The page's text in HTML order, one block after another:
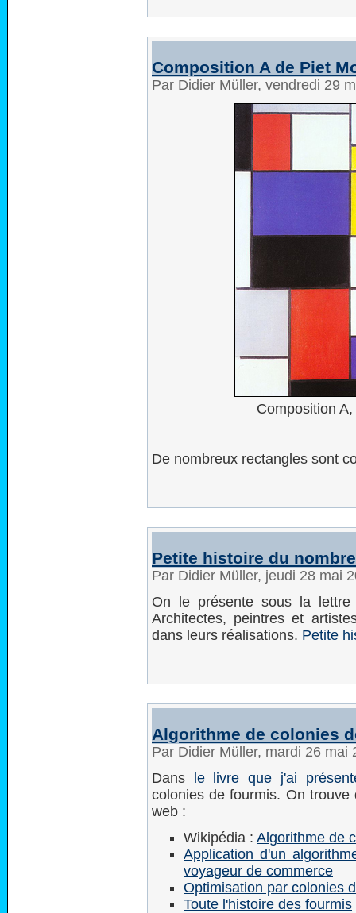
Composition A de Piet
Par Didier Müller, vendredi 29
Composition
De nombreux rectangles sont
Petite histoire du nombre
Par Didier Müller, jeudi 28 mai
On le présente sous la
Architectes, peintres et
dans leurs réalisations. Petite
Algorithme de colonies
Par Didier Müller, mardi 26 mai
Dans
le livre que j'ai
colonies de fourmis. On
web :
Wikipédia : Algorithme de
Application d'un
voyageur de commerce
Optimisation par colonies
Toute l'histoire des fourmis